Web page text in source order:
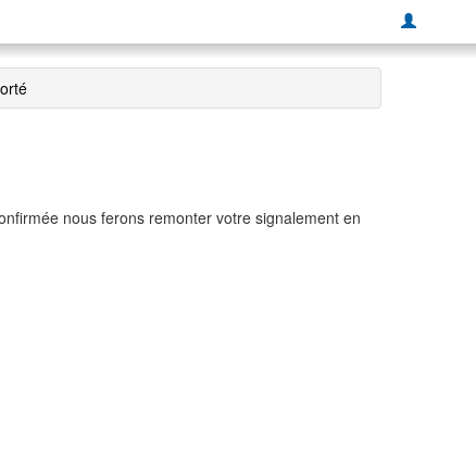
nous ferons remonter votre signalement en